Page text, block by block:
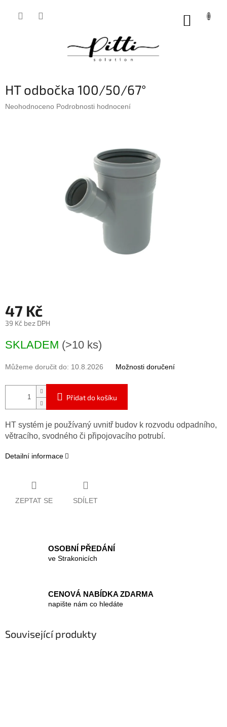
HT odbočka 100/50/67°
Průměrné
Neohodnoceno Podrobnosti hodnocení
47 Kč
39 Kč bez DPH
cena:
SKLADEM (>10 ks)
Můžeme doručit do: 10.8.2026 Možnosti doručení
Přidat do košíku
HT systém je používaný uvnitř budov k rozvodu odpadního,
větracího, svodného či připojovacího potrubí.
Detailní informace
ZEPTAT SE SDÍLET
OSOBNÍ PŘEDÁNÍ
ve Strakonicích
CENOVÁ NABÍDKA ZDARMA
napište nám co hledáte
Související produkty